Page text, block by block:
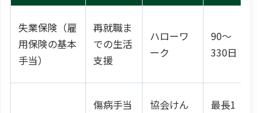
失業保険（雇
用保険の基本
手当）
再就職ま
での生活
支援
ハローワ
ーク
90〜
330日
傷病手当
協会けん
最長1